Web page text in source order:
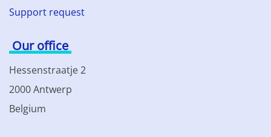
Support request
Our office
Hessenstraatje 2
2000 Antwerp
Belgium